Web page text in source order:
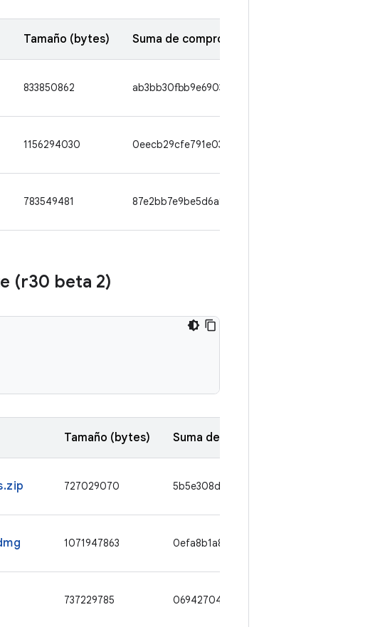
Tamaño (bytes) Suma de comprobación de SHA1
833850862 ab3bb30fbb9e6903666d60c55d11e78b04e07472
1156294030 0eecb29cfe791e039740e2a8bcf0af02b7132bd8
783549481 87e2bb7e9be5d6a1c6cdf5ec40dd4e0c6d07c30b
(r30 beta 2)
Tamaño (bytes) Suma de comprobación de SHA1
727029070
1071947863
737229785